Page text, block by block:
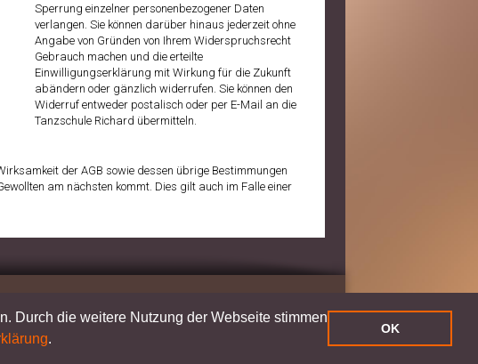
Durch die weitere Nutzung der Webseite stimmen
.
OK
Sperrung einzelner personenbezogener Daten
verlangen. Sie können darüber hinaus jederzeit ohne
Angabe von Gründen von Ihrem Widerspruchsrecht
Gebrauch machen und die erteilte
Einwilligungserklärung mit Wirkung für die Zukunft
abändern oder gänzlich widerrufen. Sie können den
Widerruf entweder postalisch oder per E-Mail an die
Tanzschule Richard übermitteln.
der AGB sowie dessen übrige Bestimmungen
am nächsten kommt. Dies gilt auch im Falle einer